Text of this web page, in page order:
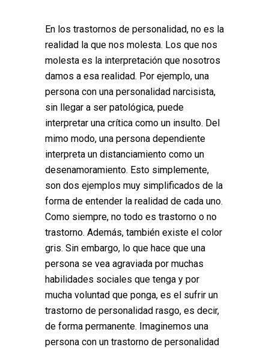
En los trastornos de personalidad, no es la
realidad la que nos molesta. Los que nos
molesta es la interpretación que nosotros
damos a esa realidad. Por ejemplo, una
persona con una personalidad narcisista,
sin llegar a ser patológica, puede
interpretar una crítica como un insulto. Del
mimo modo, una persona dependiente
interpreta un distanciamiento como un
desenamoramiento. Esto simplemente,
son dos ejemplos muy simplificados de la
forma de entender la realidad de cada uno.
Como siempre, no todo es trastorno o no
trastorno. Además, también existe el color
gris. Sin embargo, lo que hace que una
persona se vea agraviada por muchas
habilidades sociales que tenga y por
mucha voluntad que ponga, es el sufrir un
trastorno de personalidad rasgo, es decir,
de forma permanente. Imaginemos una
persona con un trastorno de personalidad